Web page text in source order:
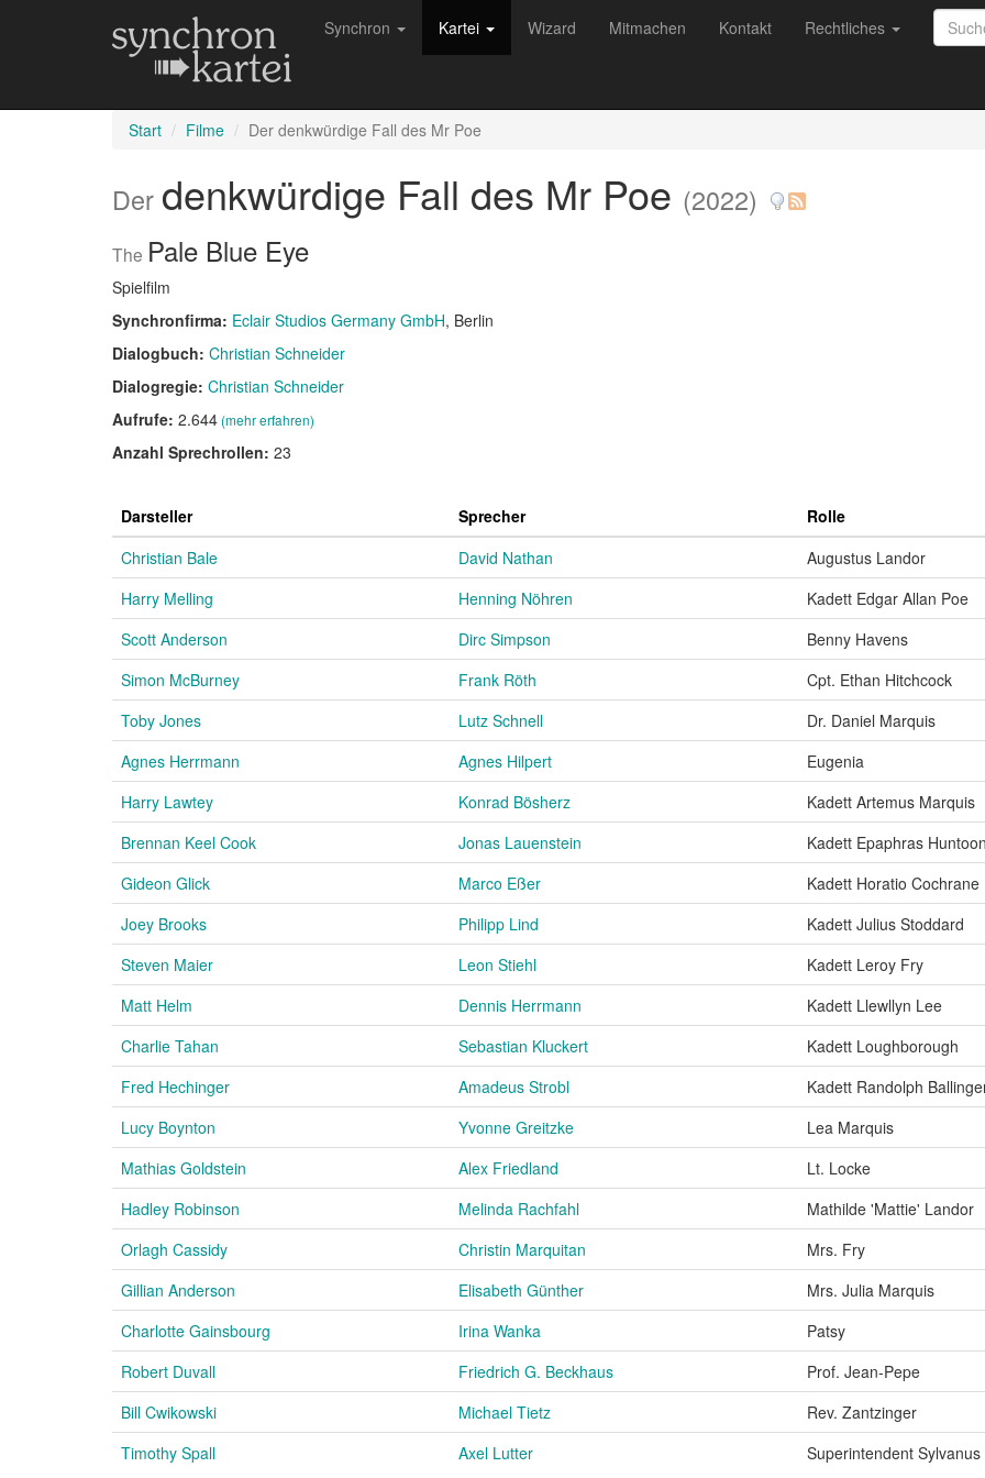
Synchron Kartei Wizard Mitmachen Kontakt Rechtliches
Start Filme Der denkwürdige Fall des Mr Poe
Der denkwürdige Fall des Mr Poe (2022)
The Pale Blue Eye
Spielfilm
Synchronfirma: Eclair Studios Germany GmbH, Berlin
Dialogbuch: Christian Schneider
Dialogregie: Christian Schneider
Aufrufe: 2.644(mehr erfahren)
Anzahl Sprechrollen: 23
Darsteller Sprecher
Rolle
Christian Bale
David Nathan
Augustus Landor
Harry Melling
Henning Nöhren
Kadett Edgar Allan Poe
Scott Anderson
Dirc Simpson
Benny Havens
Simon McBurney
Frank Röth
Cpt. Ethan Hitchcock
Toby Jones
Lutz Schnell
Dr. Daniel Marquis
Agnes Herrmann
Agnes Hilpert
Eugenia
Harry Lawtey
Konrad Bösherz
Kadett Artemus Marquis
Brennan Keel Cook
Jonas Lauenstein
Kadett Epaphras
Gideon Glick
Marco Eßer
Kadett Horatio Cochrane
Joey Brooks
Philipp Lind
Kadett Julius Stoddard
Steven Maier
Leon Stiehl
Kadett Leroy Fry
Matt Helm
Dennis Herrmann
Kadett Llewllyn Lee
Charlie Tahan
Sebastian Kluckert
Kadett Loughborough
Fred Hechinger
Amadeus Strobl
Kadett Randolph
Lucy Boynton
Yvonne Greitzke
Lea Marquis
Mathias Goldstein
Alex Friedland
Lt. Locke
Hadley Robinson
Melinda Rachfahl
Mathilde 'Mattie' Landor
Orlagh Cassidy
Christin Marquitan
Mrs. Fry
Gillian Anderson
Elisabeth Günther
Mrs. Julia Marquis
Charlotte Gainsbourg
Irina Wanka
Patsy
Robert Duvall
Friedrich G. Beckhaus
Prof. Jean-Pepe
Bill Cwikowski
Michael Tietz
Rev. Zantzinger
Timothy Spall
Axel Lutter Superintendent